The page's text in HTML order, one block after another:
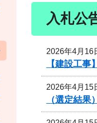
入札公
2026年4月16
【建設工
2026年4月15
（選定結